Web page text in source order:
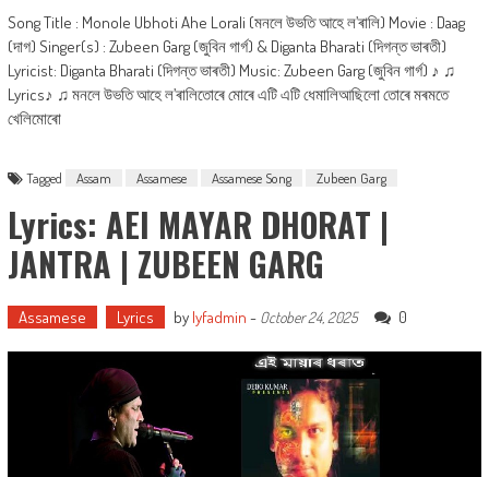
Song Title : Monole Ubhoti Ahe Lorali (মনলে উভতি আহে ল’ৰালি) Movie : Daag
(দাগ) Singer(s) : Zubeen Garg (জুবিন গাৰ্গ) & Diganta Bharati (দিগন্ত ভাৰতী)
Lyricist: Diganta Bharati (দিগন্ত ভাৰতী) Music: Zubeen Garg (জুবিন গাৰ্গ) ♪ ♫
Lyrics♪ ♫ মনলে উভতি আহে ল’ৰালিতোৰে মোৰে এটি এটি ধেমালিআছিলো তোৰে মৰমতে
খেলিমোৰো
Tagged Assam Assamese Assamese Song Zubeen Garg
Lyrics: AEI MAYAR DHORAT |
JANTRA | ZUBEEN GARG
Assamese Lyrics by lyfadmin - October 24, 2025 0